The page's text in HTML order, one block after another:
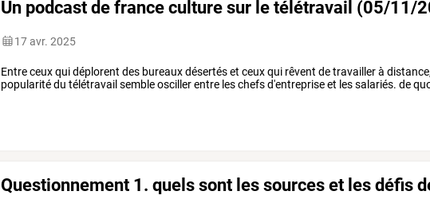
Un podcast de france culture sur le télétravail (05/11/
17 avr. 2025
Entre ceux qui déplorent des bureaux désertés et ceux qui rêvent de travailler à
popularité du télétravail semble osciller entre les chefs d'entreprise et les salariés. de
Questionnement 1. quels sont les sources et les défis